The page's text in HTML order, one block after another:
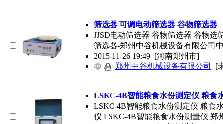
筛选器 可调电动筛选器 谷物筛选器
JJSD电动筛选器 谷物筛选器 谷物
筛选器-郑州中谷机械设备有限公司
2015-11-26 19:49 [河南郑州市]
郑州中谷机械设备有限公司
[
LSKC-4B智能粮食水份测定仪 粮食
LSKC-4B智能粮食水份测定仪 粮食
仪 LSKC-4B智能粮食水份测量仪 郑